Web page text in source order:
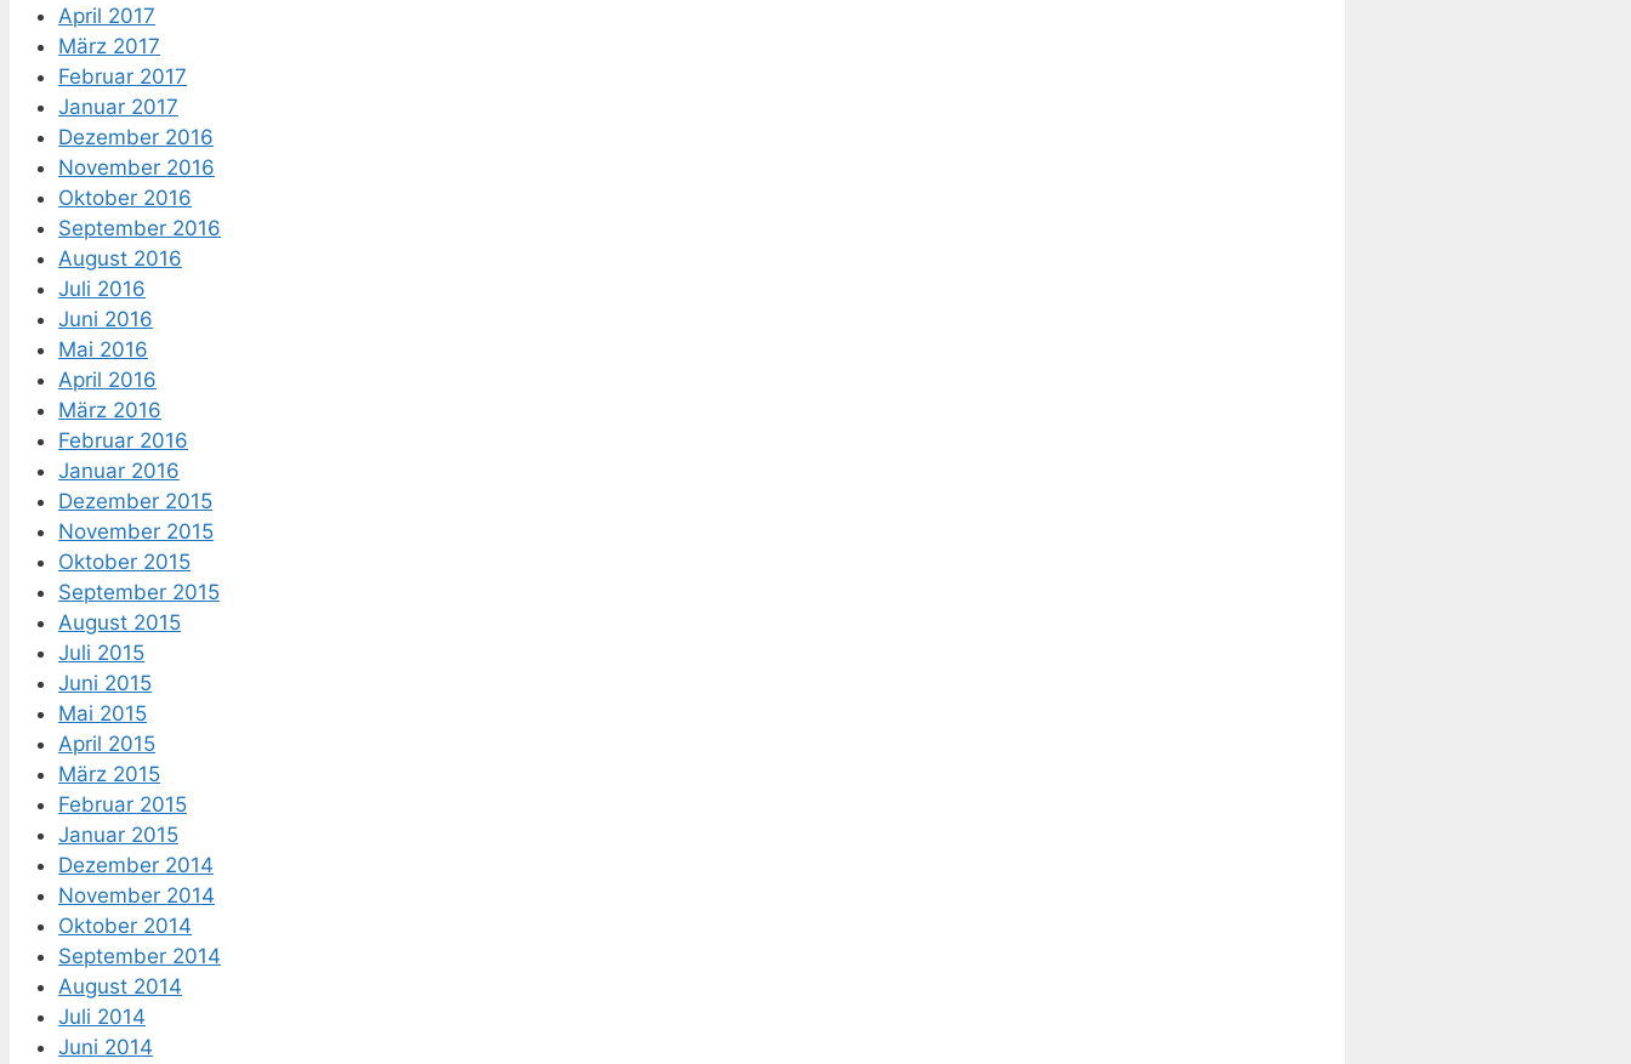
April 2017
März 2017
Februar 2017
Januar 2017
Dezember 2016
November 2016
Oktober 2016
September 2016
August 2016
Juli 2016
Juni 2016
Mai 2016
April 2016
März 2016
Februar 2016
Januar 2016
Dezember 2015
November 2015
Oktober 2015
September 2015
August 2015
Juli 2015
Juni 2015
Mai 2015
April 2015
März 2015
Februar 2015
Januar 2015
Dezember 2014
November 2014
Oktober 2014
September 2014
August 2014
Juli 2014
Juni 2014